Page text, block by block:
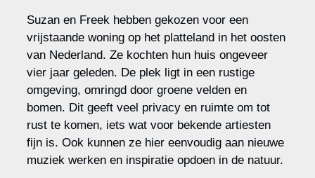
Suzan en Freek hebben gekozen voor een
vrijstaande woning op het platteland in het oosten
van Nederland. Ze kochten hun huis ongeveer
vier jaar geleden. De plek ligt in een rustige
omgeving, omringd door groene velden en
bomen. Dit geeft veel privacy en ruimte om tot
rust te komen, iets wat voor bekende artiesten
fijn is. Ook kunnen ze hier eenvoudig aan nieuwe
muziek werken en inspiratie opdoen in de natuur.